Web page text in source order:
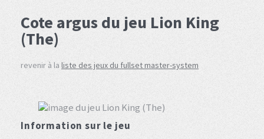
Cote argus du jeu Lion King
(The)
revenir à la liste des jeux du fullset master-system
Information sur le jeu